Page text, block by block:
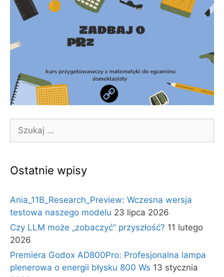
Ostatnie wpisy
Ania_11B_Research_Preview: Wczesna wersja
testowa naszego modelu 23 lipca 2026
Czy LLM może „zobaczyć” przyszłość? 11 lutego
2026
Premiera Godox AD800Pro: Profesjonalna lampa
plenerowa o energii błysku 800 Ws 13 stycznia